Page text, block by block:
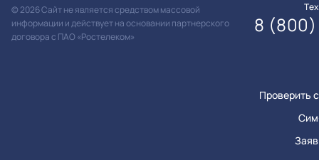
© 2026 Сайт не является средством массовой
информации и действует на основании партнерского
договора с ПАО «Ростелеком»
Проверить
8